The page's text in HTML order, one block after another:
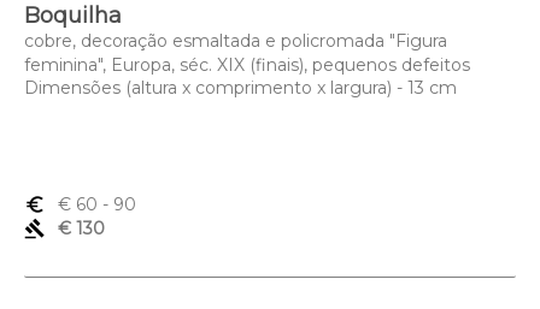
Boquilha
cobre, decoração esmaltada e policromada "Figura
feminina", Europa, séc. XIX (finais), pequenos defeitos
Dimensões (altura x comprimento x largura) - 13 cm
euro_symbol € 60 - 90
gavel
€ 130